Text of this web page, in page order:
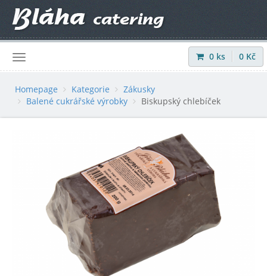
Přihlásit |Registrovat
0 ks 0 Kč
Homepage Kategorie
Zákusky
Balené cukrářské výrobky
Biskupský chlebíček